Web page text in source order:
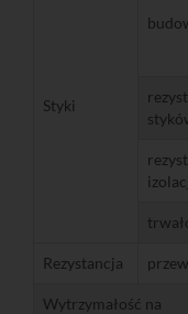
Styki
Rezystancja
Wytrzymałość na